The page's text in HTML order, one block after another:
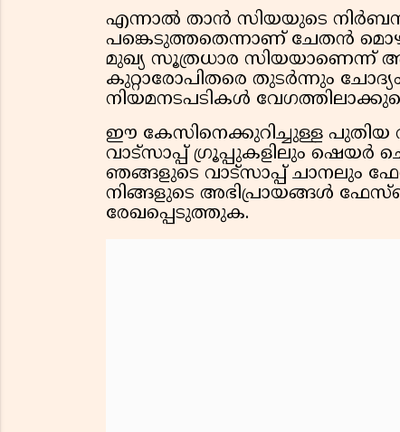
എന്നാൽ താൻ സിയയുടെ
പങ്കെടുത്തതെന്നാണ് ചേതൻ
മുഖ്യ സൂത്രധാര സിയയാണെന്ന്
കുറ്റാരോപിതരെ തുടർന്നും
നിയമനടപടികൾ
ഈ കേസിനെക്കുറിച്ചുള്ള
വാട്സാപ്പ് ഗ്രൂപ്പുകളിലും
ഞങ്ങളുടെ വാട്സാപ്പ് ചാനലും
നിങ്ങളുടെ അഭിപ്രായങ്ങൾ
രേഖപ്പെടുത്തുക.